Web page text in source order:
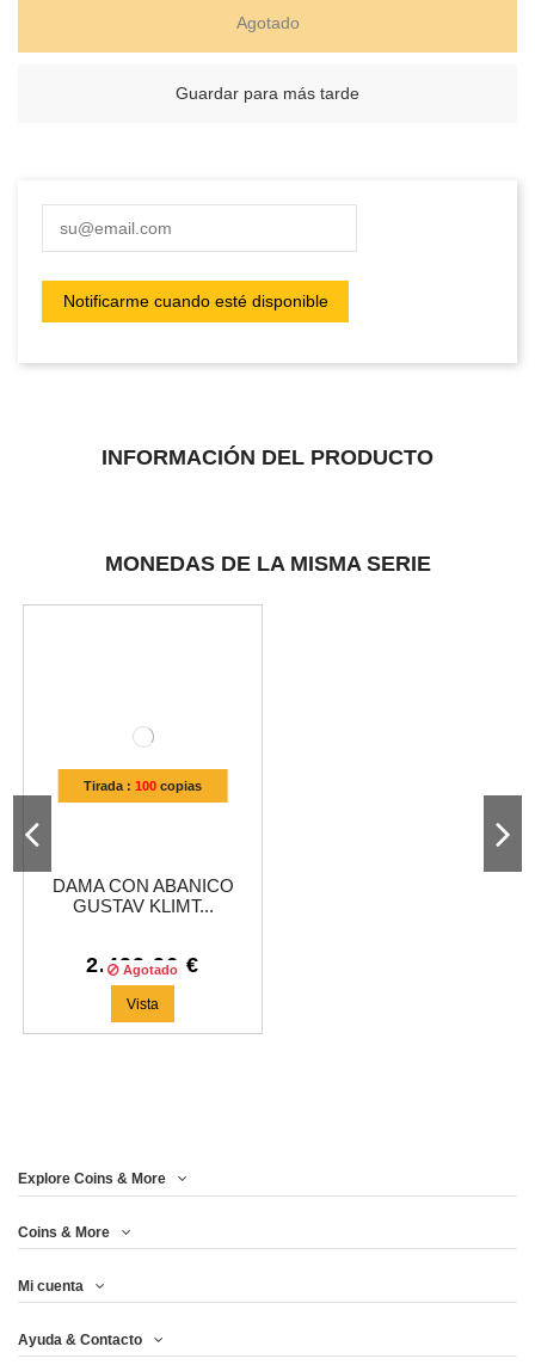
Agotado
Guardar para más tarde
INFORMACIÓN DEL PRODUCTO
MONEDAS DE LA MISMA SERIE
Tirada : 100copias
DAMA CON ABANICO
GUSTAV KLIMT...
2.499,96 €
Agotado
Vista
Explore Coins & More
Coins & More
Mi cuenta
Ayuda & Contacto